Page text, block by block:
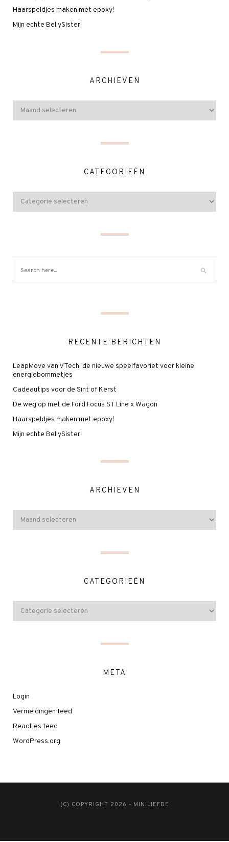
Haarspeldjes maken met epoxy!
Mijn echte BellySister!
ARCHIEVEN
CATEGORIEËN
RECENTE BERICHTEN
LeapMove van VTech: de nieuwe speelfavoriet voor kleine
energiebommetjes
Cadeautips voor de Sint of Kerst
De weg op met de Ford Focus ST Line x Wagon
Haarspeldjes maken met epoxy!
Mijn echte BellySister!
ARCHIEVEN
CATEGORIEËN
META
Login
Vermeldingen feed
Reacties feed
WordPress.org
(C) COPYRIGHT 2026 - MINILIEFDE